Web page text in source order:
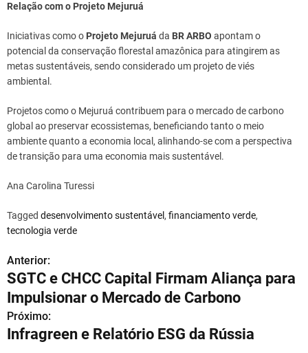
Relação com o Projeto Mejuruá
Iniciativas como o Projeto Mejuruá da BR ARBO apontam o
potencial da conservação florestal amazônica para atingirem as
metas sustentáveis, sendo considerado um projeto de viés
ambiental.
Projetos como o Mejuruá contribuem para o mercado de carbono
global ao preservar ecossistemas, beneficiando tanto o meio
ambiente quanto a economia local, alinhando-se com a perspectiva
de transição para uma economia mais sustentável.
Ana Carolina Turessi
Tagged desenvolvimento sustentável , financiamento verde,
tecnologia verde
N
a
v
e
Anterior:
SGTC e CHCC Capital Firmam Aliança para
Impulsionar o Mercado de Carbono
Próximo:
Infragreen e Relatório ESG da Rússia